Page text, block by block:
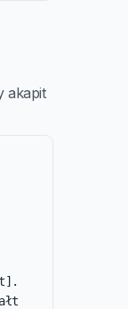
akapit